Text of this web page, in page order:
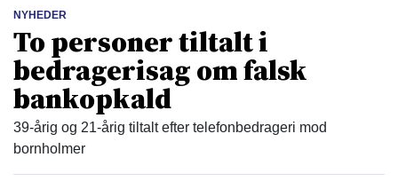
NYHEDER
To personer tiltalt i
bedragerisag om falsk
bankopkald
39-årig og 21-årig tiltalt efter telefonbedrageri mod
bornholmer